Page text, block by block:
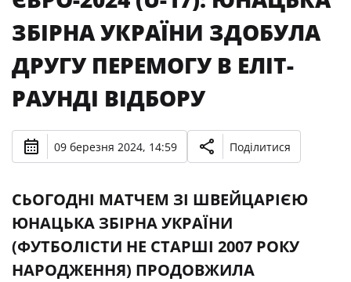
ЗБІРНА УКРАЇНИ ЗДОБУЛА
ДРУГУ ПЕРЕМОГУ В ЕЛІТ-
РАУНДІ ВІДБОРУ
09 березня 2024, 14:59 Поділитися
СЬОГОДНІ МАТЧЕМ ЗІ ШВЕЙЦАРІЄЮ
ЮНАЦЬКА ЗБІРНА УКРАЇНИ
(ФУТБОЛІСТИ НЕ СТАРШІ 2007 РОКУ
НАРОДЖЕННЯ) ПРОДОВЖИЛА